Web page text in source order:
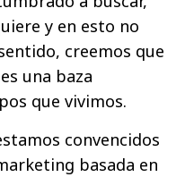
y en esto no
creemos que
una baza
que vivimos.
convencidos
basada en